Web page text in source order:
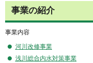
事業の紹介
事業内容
河川改修事業
浅川総合内水対策事業